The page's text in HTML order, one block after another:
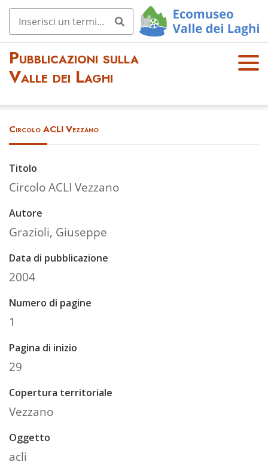
Pubblicazioni sulla
Valle dei Laghi
OPE
Circolo ACLI Vezzano
Titolo
Circolo ACLI Vezzano
Autore
Grazioli, Giuseppe
Data di pubblicazione
2004
Numero di pagine
1
Pagina di inizio
29
Copertura territoriale
Vezzano
Oggetto
acli